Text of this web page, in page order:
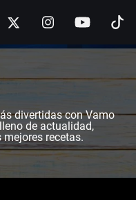
divertidas con Vamo
de actualidad,
recetas.